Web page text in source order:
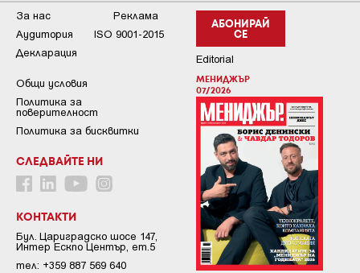
АБОНИРАЙ
СЕ
Editorial
МЕНИДЖЪР
07/2026
За нас
Реклама
Аудитория
ISO 9001-2015
Декларация
Общи условия
Пoлитикa зa
пoвepитeлнocт
Политика за бисквитки
СЛЕДВАЙТЕ НИ
КОНТАКТИ
Бул. Цариградско шосе 147,
Интер Ескпо Център, ет.5
тел: +359 887 569 640